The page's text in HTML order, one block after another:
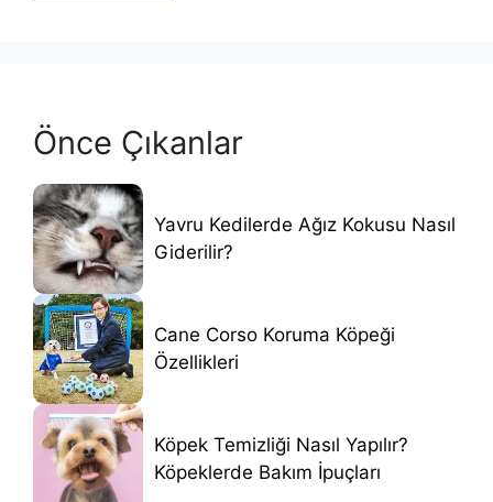
Önce Çıkanlar
Yavru Kedilerde Ağız Kokusu Nasıl
Giderilir?
Cane Corso Koruma Köpeği
Özellikleri
Köpek Temizliği Nasıl Yapılır?
Köpeklerde Bakım İpuçları